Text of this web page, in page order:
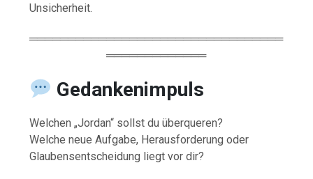
Unsicherheit.
═════════════════════════════════
═════════════
Gedankenimpuls
Welchen „Jordan“ sollst du überqueren?
Welche neue Aufgabe, Herausforderung oder
Glaubensentscheidung liegt vor dir?